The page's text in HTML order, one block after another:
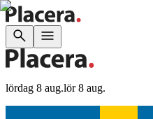
lördag 8 aug.lör 8 aug.